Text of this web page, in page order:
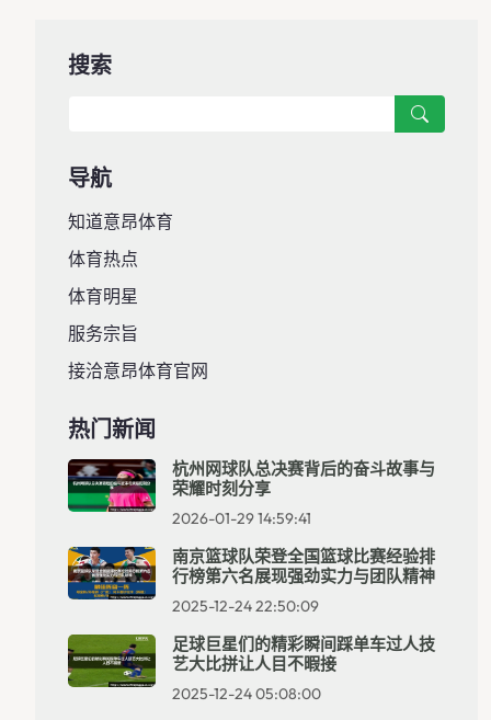
搜索
导航
知道意昂体育
体育热点
体育明星
服务宗旨
接洽意昂体育官网
热门新闻
杭州网球队总决赛背后的奋斗故事与
荣耀时刻分享
2026-01-29 14:59:41
南京篮球队荣登全国篮球比赛经验排
行榜第六名展现强劲实力与团队精神
2025-12-24 22:50:09
足球巨星们的精彩瞬间踩单车过人技
艺大比拼让人目不暇接
2025-12-24 05:08:00